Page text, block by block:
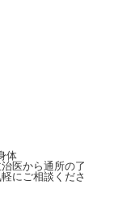
体
医から通所の了
にご相談くださ